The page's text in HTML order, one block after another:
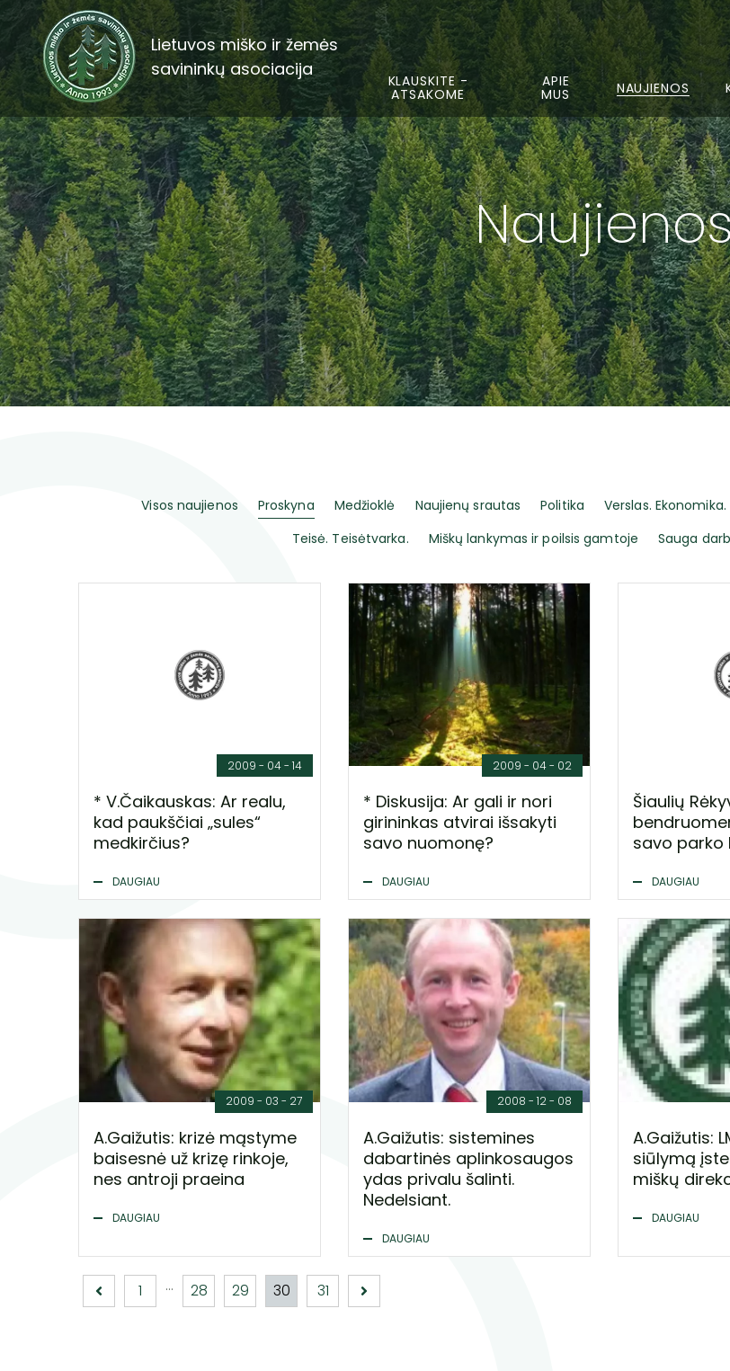
Lietuvos miško ir žemės
savininkų asociacija
KLAUSKITE -
ATSAKOME
APIE
MUS NAUJIENOS
Visos naujienos Proskyna Medžioklė Naujienų srautas Politika Verslas. Ekonomika.
Teisė. Teisėtvarka.
Miškų lankymas ir poilsis gamtoje Sauga
2009 - 04 - 14
* V.Čaikauskas: Ar realu,
kad paukščiai „sules“
medkirčius?
DAUGIAU
2009 - 04 - 02
* Diskusija: Ar gali ir nori
girininkas atvirai išsakyti
savo nuomonę?
DAUGIAU
Šiaulių
savo parko
DAUGIAU
2009 - 03 - 27
A.Gaižutis: krizė mąstyme
baisesnė už krizę rinkoje,
nes antroji praeina
DAUGIAU
2008 - 12 - 08
A.Gaižutis: sistemines
dabartinės aplinkosaugos
ydas privalu šalinti.
Nedelsiant.
DAUGIAU
A.Gaižutis:
siūlymą
miškų
DAUGIAU
1 ... 28 29 30 31